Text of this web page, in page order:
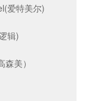
爱特美尔)
辑)
美）